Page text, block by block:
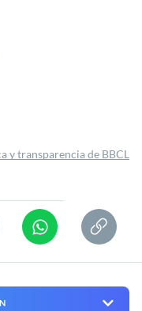
y transparencia de BBCL